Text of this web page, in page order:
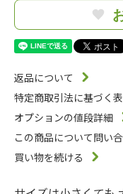
返品について
特定商取引法に基づく
オプションの値段詳細
この商品について問い
買い物を続ける